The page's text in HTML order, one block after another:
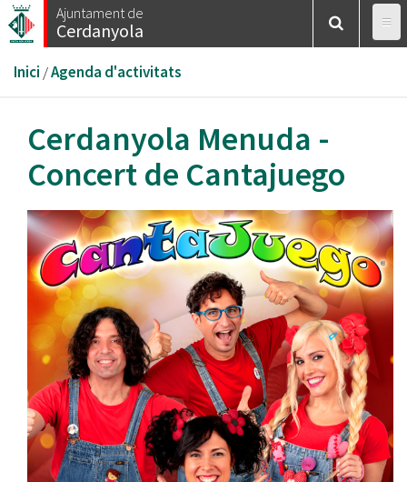
Vés
al
Ajuntament de
Cerdanyola
Esteu
aquí
Inici /Agenda d'activitats
Cerdanyola Menuda -
Concert de Cantajuego